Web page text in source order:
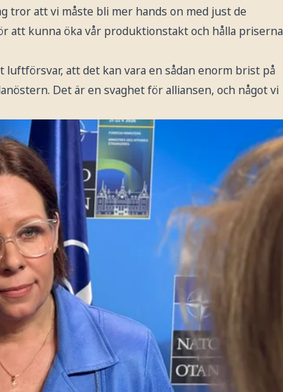
tror att vi måste bli mer hands on med just de
att kunna öka vår produktionstakt och hålla priserna
att det kan vara en sådan enorm brist på
Det är en svaghet för alliansen, och något vi